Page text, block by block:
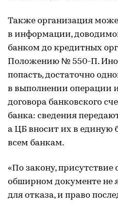
Также организация
в информации,
банком до кредитных
Положению № 550-П.
попасть, достаточно
в выполнении операции
договора банковского
банка: сведения
а ЦБ вносит их в единую
всем банкам.
«По закону, присутствие
обширном документе не
для отказа, и право